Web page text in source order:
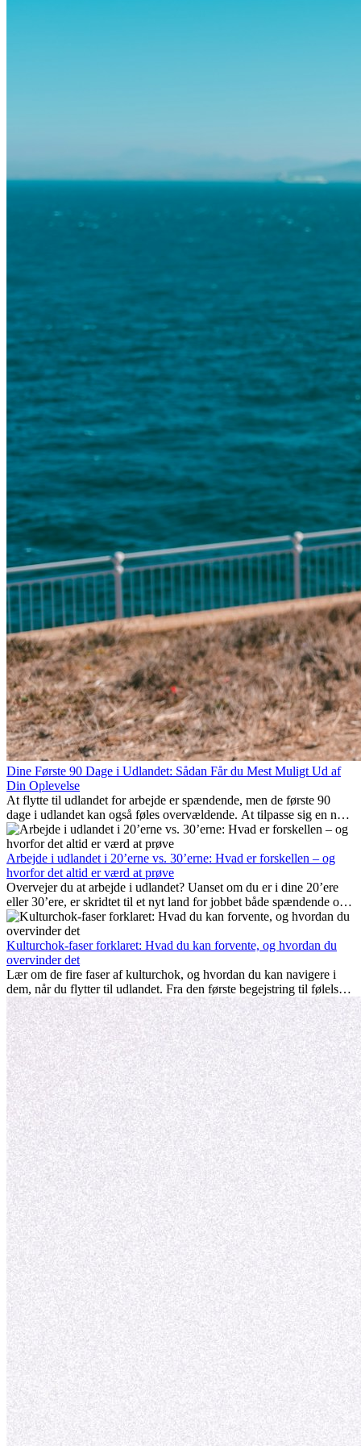
Dine Første 90 Dage i Udlandet: Sådan Får du Mest Muligt Ud af
Din Oplevelse
At flytte til udlandet for arbejde er spændende, men de første 90
dage i udlandet kan også føles overvældende. At tilpasse sig en ny
arbejdsplads, opbygge et socialt liv, forstå lokal kultur og håndtere
hjemve er alle en del af processen. Denne guide til expats vil vise
dig, hvordan du får mest muligt ud af dine første måneder i udlandet
og sikrer både professionel succes og personlig udvikling.
Arbejde i udlandet i 20’erne vs. 30’erne: Hvad er forskellen – og
hvorfor det altid er værd at prøve
Overvejer du at arbejde i udlandet? Uanset om du er i dine 20’ere
eller 30’ere, er skridtet til et nyt land for jobbet både spændende og
nogle gange udfordrende. Mange spørger sig selv, om alderen gør
en forskel. Sandheden er: international erfaring er altid en
investering værd. Det kan fremme din karriere, styrke dit personlige
udvikling og give dig værdifuld kulturel indsigt, som kan ændre dit
liv.
Kulturchok-faser forklaret: Hvad du kan forvente, og hvordan du
overvinder det
Lær om de fire faser af kulturchok, og hvordan du kan navigere i
dem, når du flytter til udlandet. Fra den første begejstring til følelsen
af at høre til – forstå processen og gør udfordringer til personlig
vækst.